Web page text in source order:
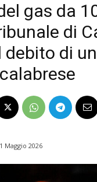
gas da
di
debito di
Maggio 2026